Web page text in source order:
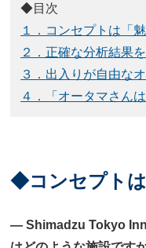
◆目次
１．コンセプトは「
２．正確な分析結果
３．出入りが自由な
４．「オータマさん
◆コンセプトは
― Shimadzu Tokyo